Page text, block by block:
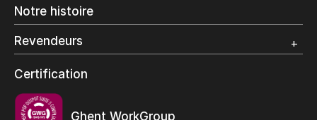
Emballage numérique
Grand Format
Notre histoire
Revendeurs
Trouvez un revendeur
Certification
Ghent WorkGroup